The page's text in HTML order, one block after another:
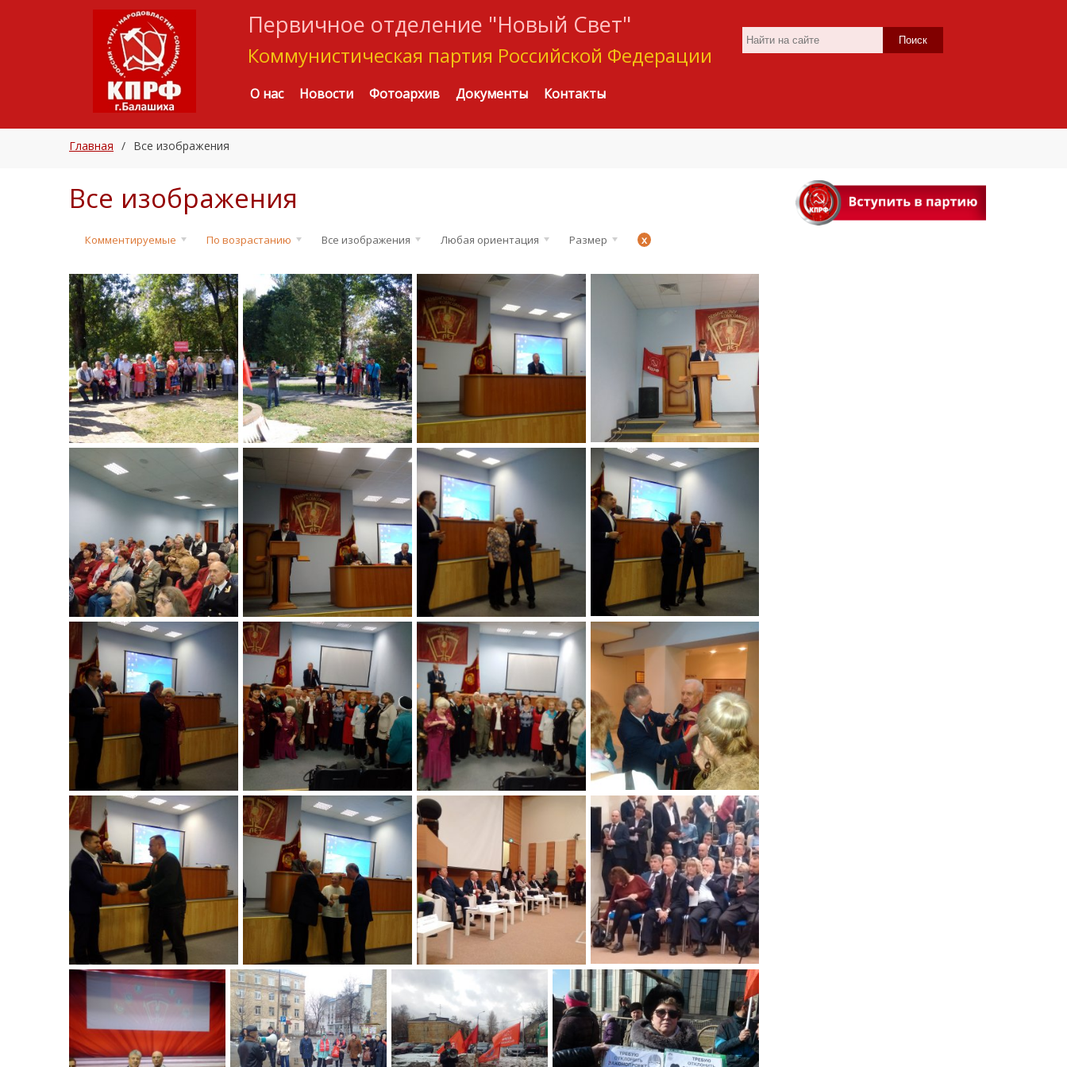
Первичное отделение "Новый Свет"
Коммунистическая партия Российской Федерации
Поиск
О нас Новости Фотоархив Документы Контакты
Главная / Все изображения
Все изображения
Комментируемые По возрастанию Все изображения Любая ориентация Размер x